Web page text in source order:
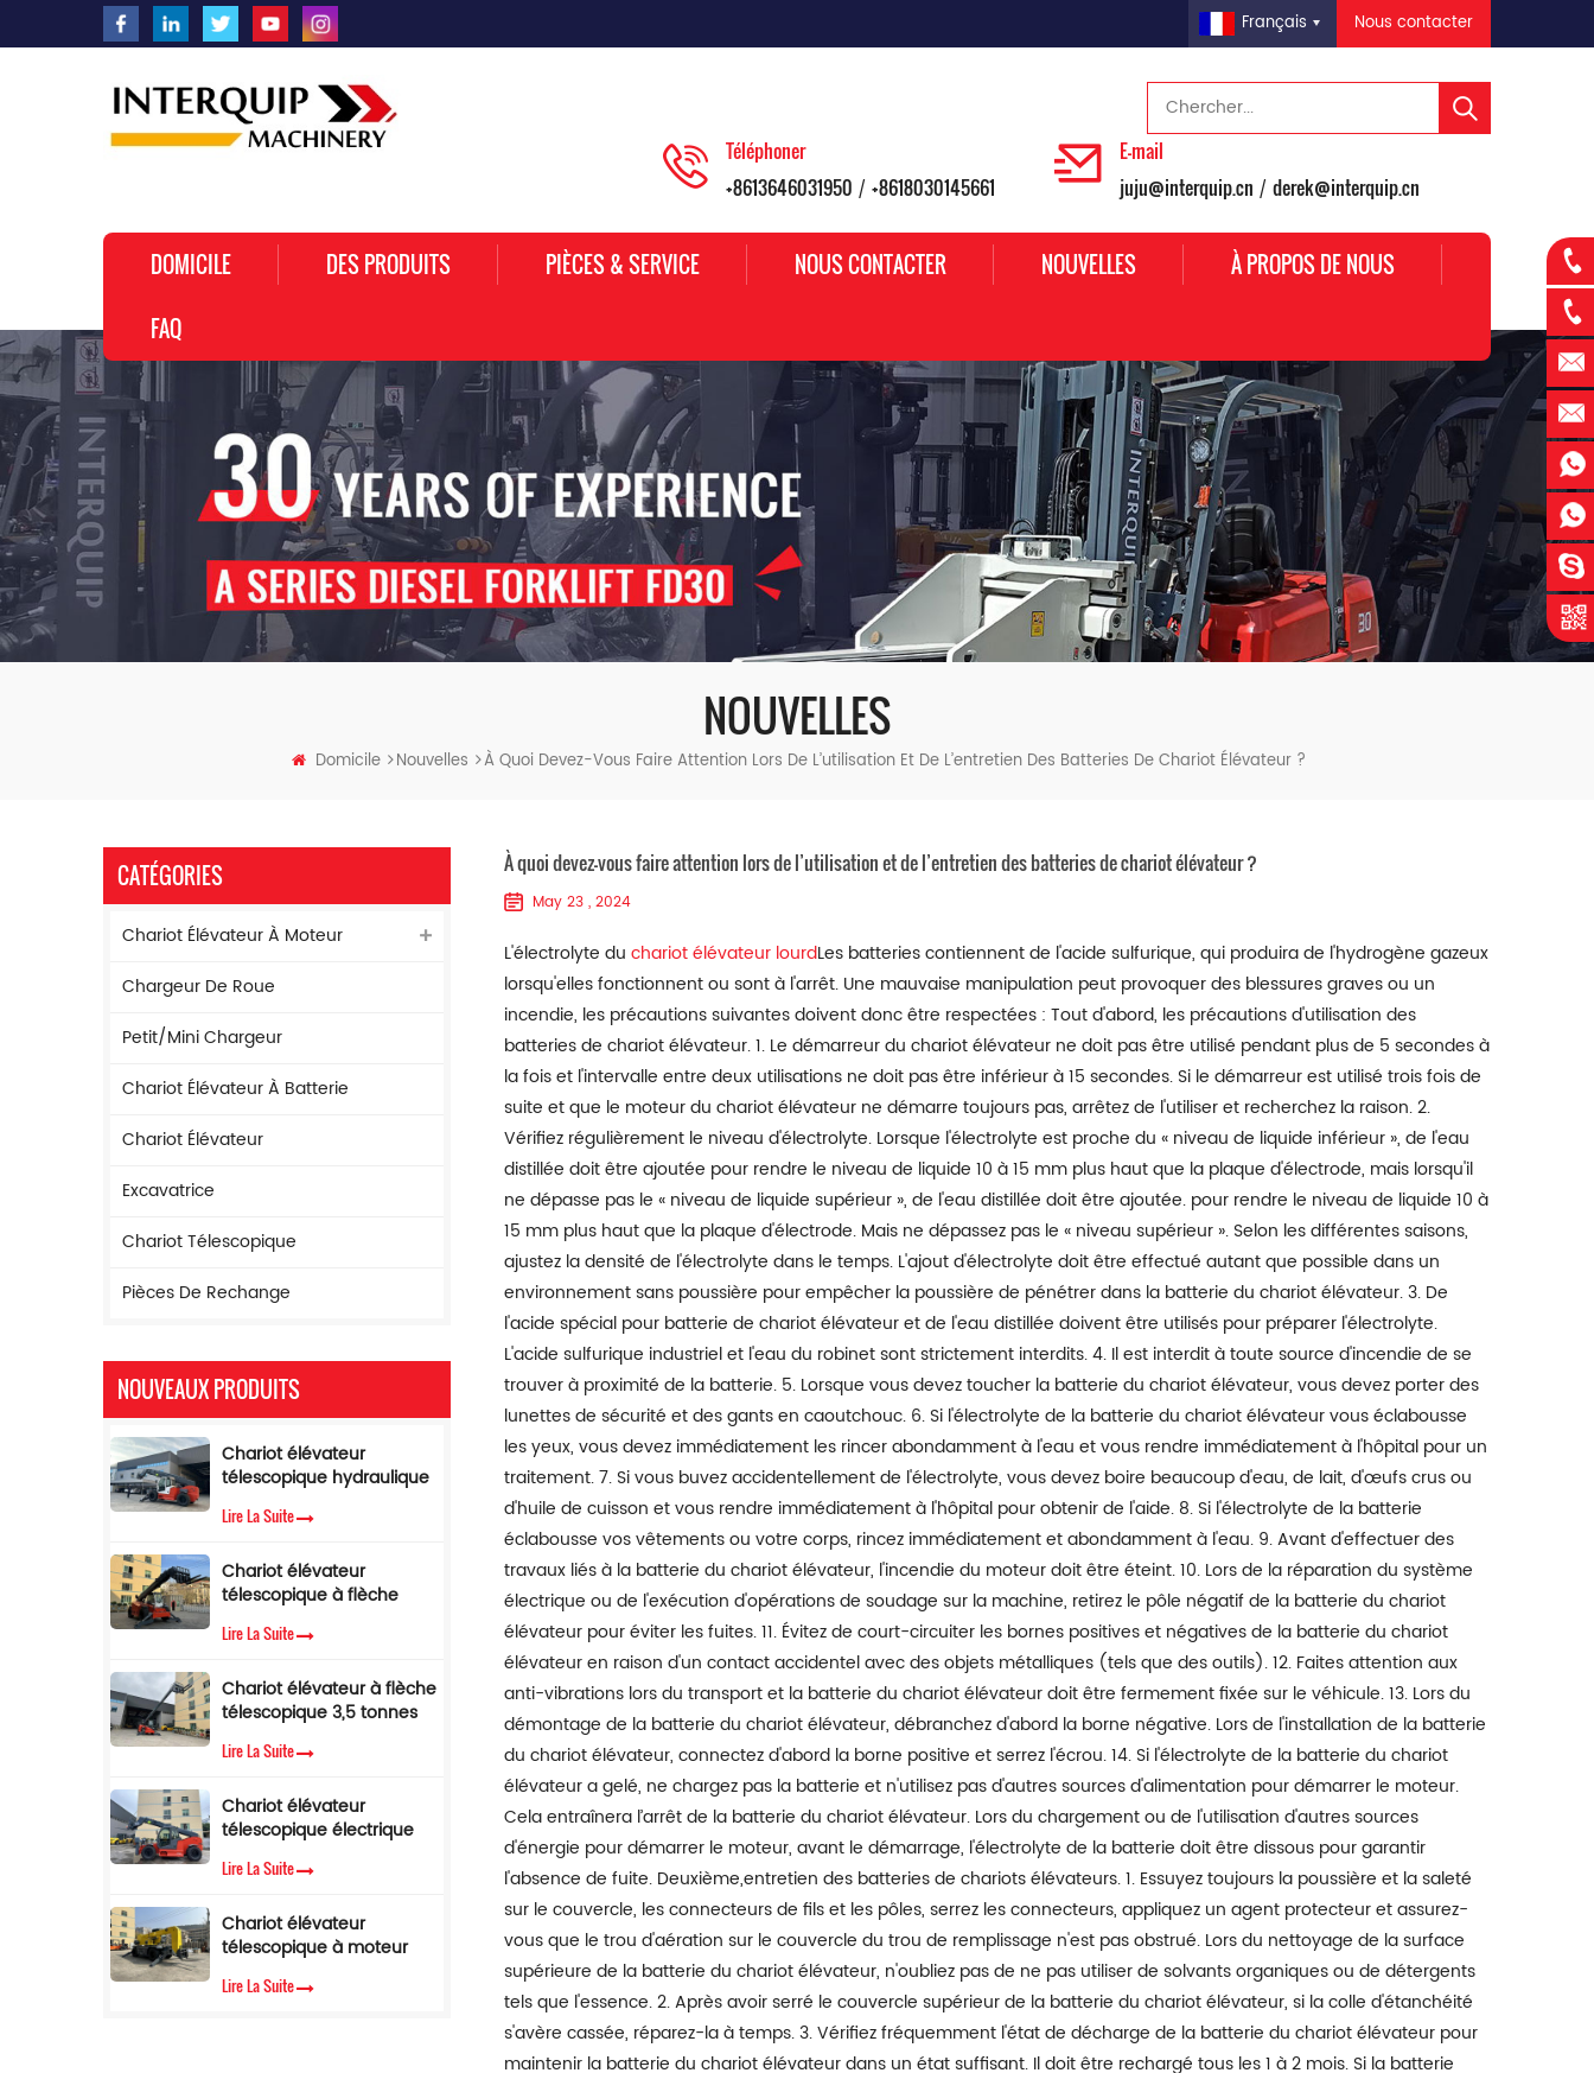
Nous contacter
Français
Téléphoner
+8613646031950 / +8618030145661
E-mail
juju@interquip.cn / derek@interquip.cn
DOMICILE DES PRODUITS PIÈCES & SERVICE NOUS CONTACTER NOUVELLES À PROPOS DE NOUS
FAQ
NOUVELLES
Domicile Nouvelles À Quoi Devez-Vous Faire Attention Lors De L’utilisation Et De L’entretien Des Batteries De Chariot Élévateur ?
À quoi devez-vous faire attention lors de l’utilisation et de l’entretien des batteries de chariot élévateur ?
May 23 , 2024
L'électrolyte du chariot élévateur lourdLes batteries contiennent de l'acide sulfurique, qui produira de l'hydrogène gazeux
lorsqu'elles fonctionnent ou sont à l'arrêt. Une mauvaise manipulation peut provoquer des blessures graves ou un
incendie, les précautions suivantes doivent donc être respectées : Tout d'abord, les précautions d'utilisation des
batteries de chariot élévateur. 1. Le démarreur du chariot élévateur ne doit pas être utilisé pendant plus de 5 secondes à
la fois et l'intervalle entre deux utilisations ne doit pas être inférieur à 15 secondes. Si le démarreur est utilisé trois fois de
suite et que le moteur du chariot élévateur ne démarre toujours pas, arrêtez de l'utiliser et recherchez la raison. 2.
Vérifiez régulièrement le niveau d'électrolyte. Lorsque l'électrolyte est proche du « niveau de liquide inférieur », de l'eau
distillée doit être ajoutée pour rendre le niveau de liquide 10 à 15 mm plus haut que la plaque d'électrode, mais lorsqu'il
ne dépasse pas le « niveau de liquide supérieur », de l'eau distillée doit être ajoutée. pour rendre le niveau de liquide 10 à
15 mm plus haut que la plaque d'électrode. Mais ne dépassez pas le « niveau supérieur ». Selon les différentes saisons,
ajustez la densité de l'électrolyte dans le temps. L'ajout d'électrolyte doit être effectué autant que possible dans un
environnement sans poussière pour empêcher la poussière de pénétrer dans la batterie du chariot élévateur. 3. De
l'acide spécial pour batterie de chariot élévateur et de l'eau distillée doivent être utilisés pour préparer l'électrolyte.
L'acide sulfurique industriel et l'eau du robinet sont strictement interdits. 4. Il est interdit à toute source d'incendie de se
trouver à proximité de la batterie. 5. Lorsque vous devez toucher la batterie du chariot élévateur, vous devez porter des
lunettes de sécurité et des gants en caoutchouc. 6. Si l'électrolyte de la batterie du chariot élévateur vous éclabousse
les yeux, vous devez immédiatement les rincer abondamment à l'eau et vous rendre immédiatement à l'hôpital pour un
traitement. 7. Si vous buvez accidentellement de l'électrolyte, vous devez boire beaucoup d'eau, de lait, d'œufs crus ou
d'huile de cuisson et vous rendre immédiatement à l'hôpital pour obtenir de l'aide. 8. Si l'électrolyte de la batterie
éclabousse vos vêtements ou votre corps, rincez immédiatement et abondamment à l'eau. 9. Avant d'effectuer des
travaux liés à la batterie du chariot élévateur, l'incendie du moteur doit être éteint. 10. Lors de la réparation du système
électrique ou de l'exécution d'opérations de soudage sur la machine, retirez le pôle négatif de la batterie du chariot
élévateur pour éviter les fuites. 11. Évitez de court-circuiter les bornes positives et négatives de la batterie du chariot
élévateur en raison d'un contact accidentel avec des objets métalliques (tels que des outils). 12. Faites attention aux
anti-vibrations lors du transport et la batterie du chariot élévateur doit être fermement fixée sur le véhicule. 13. Lors du
démontage de la batterie du chariot élévateur, débranchez d'abord la borne négative. Lors de l'installation de la batterie
du chariot élévateur, connectez d'abord la borne positive et serrez l'écrou. 14. Si l'électrolyte de la batterie du chariot
élévateur a gelé, ne chargez pas la batterie et n'utilisez pas d'autres sources d'alimentation pour démarrer le moteur.
Cela entraînera l’arrêt de la batterie du chariot élévateur. Lors du chargement ou de l'utilisation d'autres sources
d'énergie pour démarrer le moteur, avant le démarrage, l'électrolyte de la batterie doit être dissous pour garantir
l'absence de fuite. Deuxième,entretien des batteries de chariots élévateurs. 1. Essuyez toujours la poussière et la saleté
sur le couvercle, les connecteurs de fils et les pôles, serrez les connecteurs, appliquez un agent protecteur et assurez-
vous que le trou d'aération sur le couvercle du trou de remplissage n'est pas obstrué. Lors du nettoyage de la surface
supérieure de la batterie du chariot élévateur, n'oubliez pas de ne pas utiliser de solvants organiques ou de détergents
tels que l'essence. 2. Après avoir serré le couvercle supérieur de la batterie du chariot élévateur, si la colle d'étanchéité
s'avère cassée, réparez-la à temps. 3. Vérifiez fréquemment l'état de décharge de la batterie du chariot élévateur pour
maintenir la batterie du chariot élévateur dans un état suffisant. Il doit être rechargé tous les 1 à 2 mois. Si la batterie
CATÉGORIES
Chariot Élévateur À Moteur
Chargeur De Roue
Petit/mini Chargeur
Chariot Élévateur À Batterie
Chariot Élévateur
Excavatrice
Chariot Télescopique
Pièces De Rechange
NOUVEAUX PRODUITS
Chariot élévateur
télescopique hydraulique
hauteur de levage
télescopique de 5 tonnes
avec limiteur de couple
Lire La Suite
Chariot élévateur
télescopique à flèche
vendre
Lire La Suite
Chariot élévateur à flèche
télescopique 3,5 tonnes
télescopique avec cabine
Lire La Suite
Chariot élévateur
télescopique électrique
mètres
Lire La Suite
Chariot élévateur
télescopique à moteur
tonnes, hauteur de
Lire La Suite